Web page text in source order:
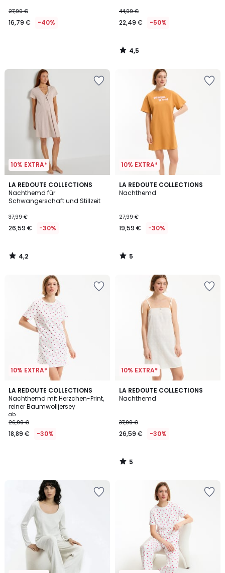
27,99 €
16,79 € -40%
44,99 €
22,49 € -50%
4,5
/
10% EXTRA*
LA REDOUTE COLLECTIONS
Nachthemd für
Schwangerschaft und Stillzeit
37,99 €
26,59 € -30%
4,2
/ 5
4,2
/
10% EXTRA*
LA REDOUTE COLLECTIONS
Nachthemd
27,99 €
19,59 € -30%
5
/
5
/
10% EXTRA*
LA REDOUTE COLLECTIONS
Nachthemd mit Herzchen-Print,
reiner Baumwolljersey
ab
26,99 €
18,89 € -30%
10% EXTRA*
LA REDOUTE COLLECTIONS
Nachthemd
37,99 €
26,59 € -30%
5
/
5
/